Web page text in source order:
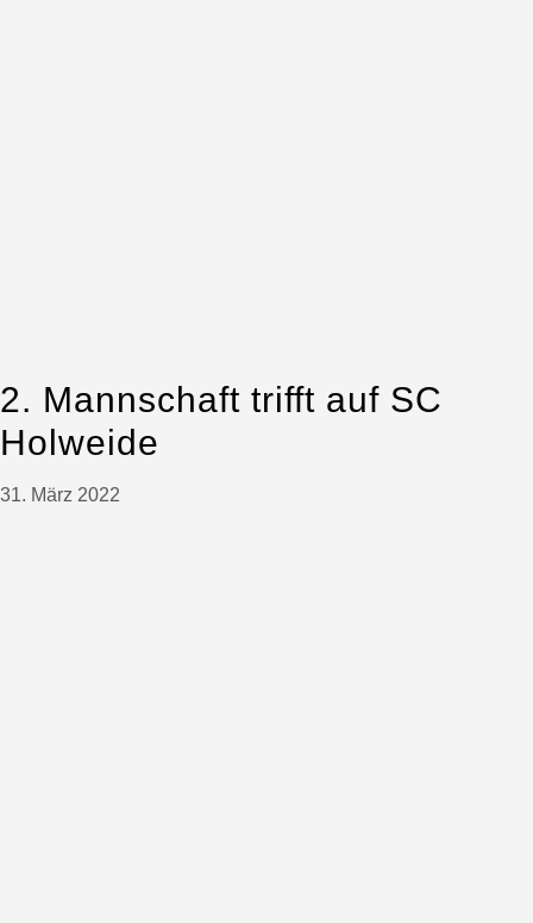
2. Mannschaft trifft auf SC
Holweide
31. März 2022